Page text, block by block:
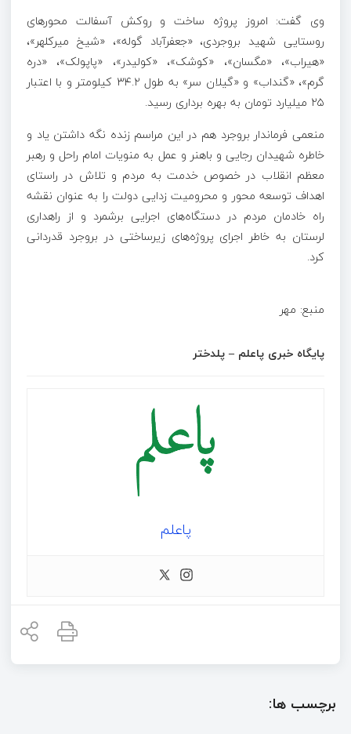
وی گفت: امروز پروژه ساخت و روکش آسفالت محورهای
روستایی شهید بروجردی، «جعفرآبادگوله»، «شیخ میرکلهر»،
«هیراب»، «مگسان»، «کوشک»،«کولیدر»، «پاپولک»، «دره
گرم»، «گنداب» و «گیلان سر» به طول ۳۴.۲ کیلومتر و با اعتبار
۲۵ میلیارد تومان به بهره برداری رسید.
منعمی فرماندار بروجرد هم در این مراسم زنده نگه داشتن یاد و
خاطره شهیدان رجایی و باهنر و عمل به منویات امام راحل و رهبر
معظم انقلاب در خصوص خدمت به مردم و تلاش در راستای
اهداف توسعه محور و محرومیت زدایی دولت را به عنوان نقشه
راه خادمان مردم در دستگاه‌های اجرایی برشمرد و از راهداری
لرستان به خاطر اجرای پروژه‌های زیرساختی در بروجرد قدردانی
کرد.
منبع: مهر
پایگاه خبری پاعلم – پلدختر
پاعلم
برچسب ها: